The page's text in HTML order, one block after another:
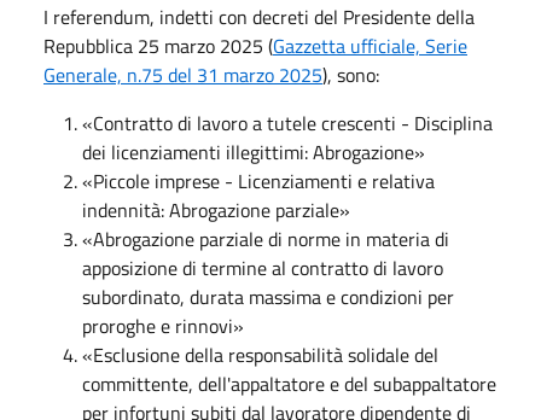
I referendum, indetti con decreti del Presidente della
Repubblica 25 marzo 2025 (Gazzetta ufficiale, Serie
Generale, n.75 del 31 marzo 2025), sono:
«Contratto di lavoro a tutele crescenti - Disciplina
dei licenziamenti illegittimi: Abrogazione»
«Piccole imprese - Licenziamenti e relativa
indennità: Abrogazione parziale»
«Abrogazione parziale di norme in materia di
apposizione di termine al contratto di lavoro
subordinato, durata massima e condizioni per
proroghe e rinnovi»
«Esclusione della responsabilità solidale del
committente, dell'appaltatore e del subappaltatore
per infortuni subiti dal lavoratore dipendente di